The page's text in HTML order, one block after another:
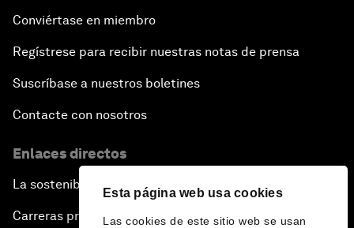
Esta página web usa cookies
Las cookies de este sitio web se usan
Conviértase en miembro
Regístrese para recibir nuestras notas de prensa
Suscríbase a nuestros boletines
Contacte con nosotros
Enlaces directos
La sostenibilidad en el Foro
Carreras profesionales